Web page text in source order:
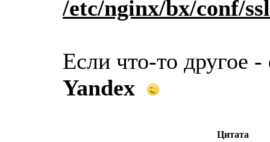
/etc/nginx/bx/conf/
Если что-то другое
Yandex
Цитата